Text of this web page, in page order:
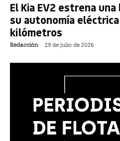
El Kia EV2 estrena
su autonomía
kilómetros
Redacción - 29 de julio de 2026